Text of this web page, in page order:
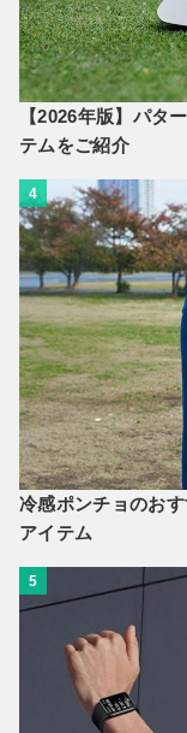
【2026年版】パタ
テムをご紹介
4
冷感ポンチョのお
アイテム
5